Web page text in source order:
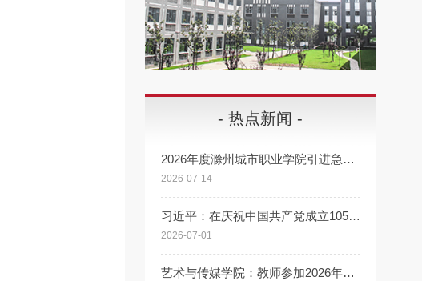
- 热点新闻 -
2026年度滁州城市职业学院引进急需紧缺高层次人才公告
2026-07-14
习近平：在庆祝中国共产党成立105周年大会上的讲话
2026-07-01
艺术与传媒学院：教师参加2026年职业学校美育课程集体备课活动